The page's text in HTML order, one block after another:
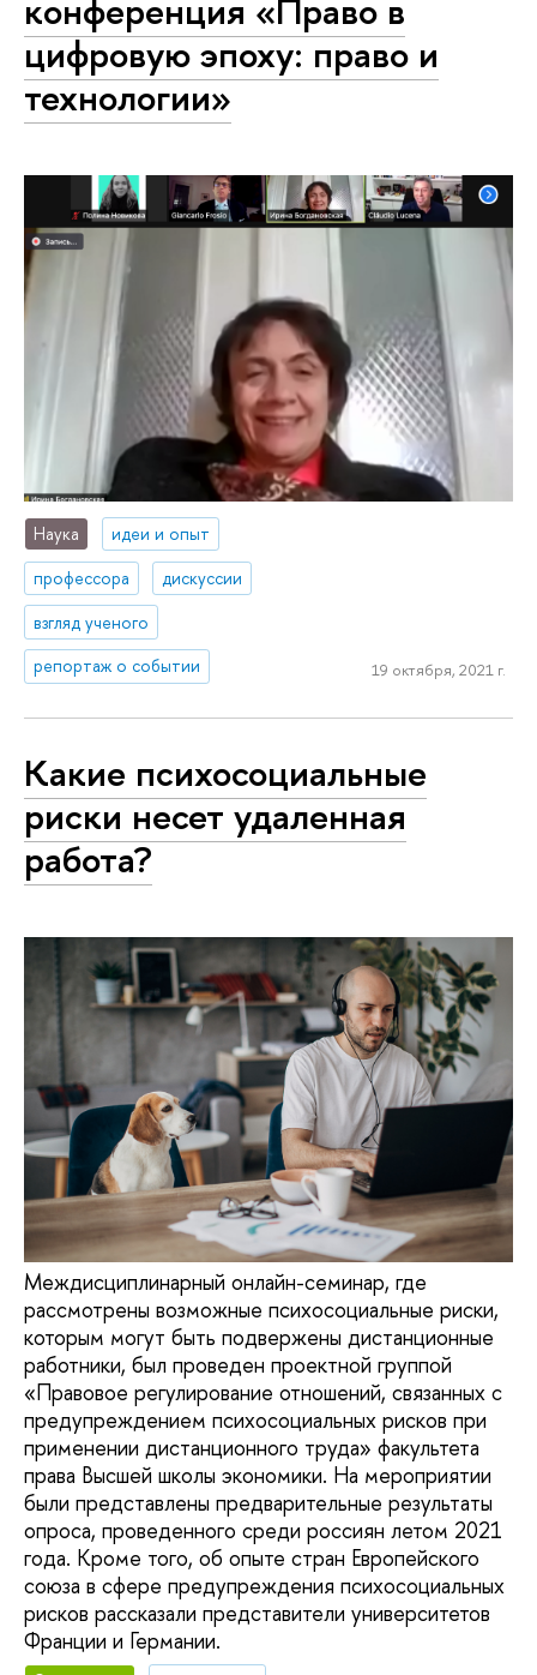
конференция «Право в
цифровую эпоху: право и
технологии»
Наука
идеи и опыт
профессора
дискуссии
взгляд ученого
репортаж о событии
19 октября, 2021 г.
Какие психосоциальные
риски несет удаленная
работа?
Междисциплинарный онлайн-семинар, где
рассмотрены возможные психосоциальные риски,
которым могут быть подвержены дистанционные
работники, был проведен проектной группой
«Правовое регулирование отношений, связанных с
предупреждением психосоциальных рисков при
применении дистанционного труда» факультета
права Высшей школы экономики. На мероприятии
были представлены предварительные результаты
опроса, проведенного среди россиян летом 2021
года. Кроме того, об опыте стран Европейского
союза в сфере предупреждения психосоциальных
рисков рассказали представители университетов
Франции и Германии.